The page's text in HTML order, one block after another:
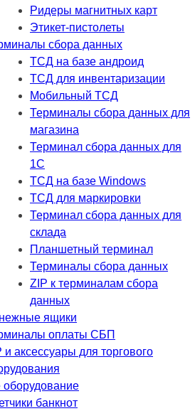
Ридеры магнитных карт
Этикет-пистолеты
сбора данных
ТСД на базе андроид
ТСД для инвентаризации
Мобильный ТСД
Терминалы сбора данных для
магазина
Терминал сбора данных для
1C
ТСД на базе Windows
ТСД для маркировки
Терминал сбора данных для
склада
Планшетный терминал
Терминалы сбора данных
ZIP к терминалам сбора
данных
ящики
оплаты СБП
и аксессуары для торгового
оборудование
банкнот